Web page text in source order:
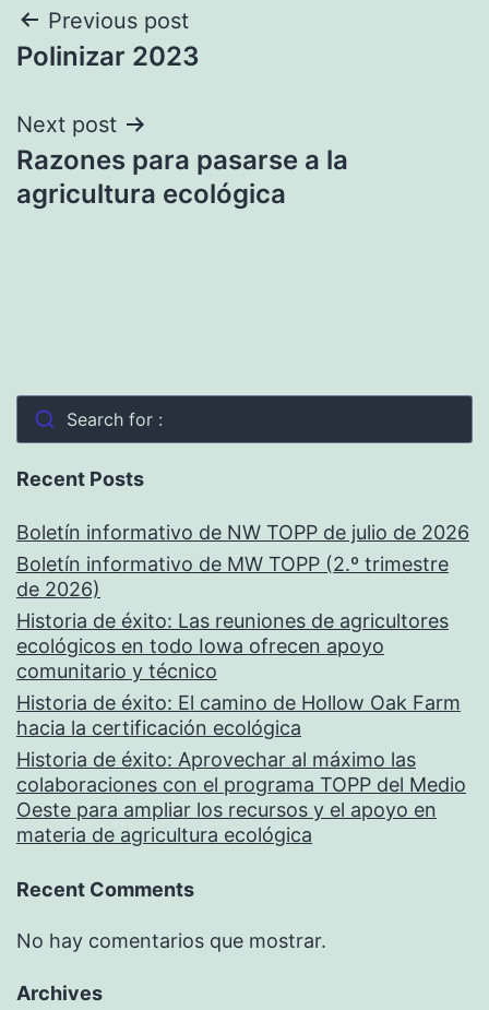
Navegación
de
entradas
Previous post
Polinizar 2023
Next post
Razones para pasarse a la
agricultura ecológica
Search for :
Recent Posts
Boletín informativo de NW TOPP de julio de 2026
Boletín informativo de MW TOPP (2.º trimestre
de 2026)
Historia de éxito: Las reuniones de agricultores
ecológicos en todo Iowa ofrecen apoyo
comunitario y técnico
Historia de éxito: El camino de Hollow Oak Farm
hacia la certificación ecológica
Historia de éxito: Aprovechar al máximo las
colaboraciones con el programa TOPP del Medio
Oeste para ampliar los recursos y el apoyo en
materia de agricultura ecológica
Recent Comments
No hay comentarios que mostrar.
Archives